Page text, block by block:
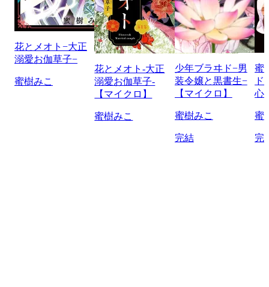
花とメオト−大正
溺愛お伽草子−
蜜樹みこ
花とメオト-大正
溺愛お伽草子-
【マイクロ】
蜜樹みこ
少年ブラヰド−男
装令嬢と黒書生−
【マイクロ】
蜜樹みこ
完結
蜜
心
蜜
完